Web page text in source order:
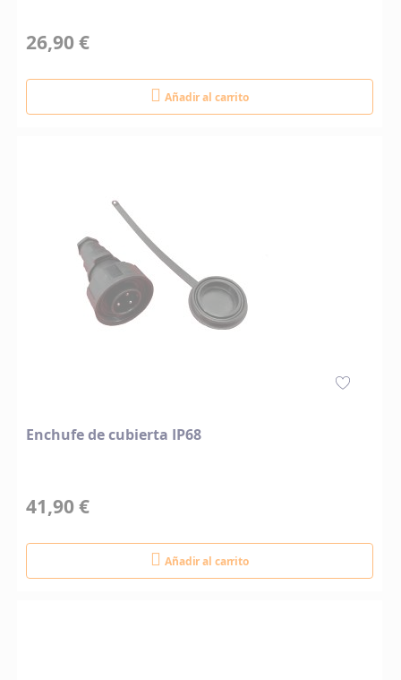
26,90 €
Añadir al carrito
Enchufe de cubierta IP68
41,90 €
Añadir al carrito